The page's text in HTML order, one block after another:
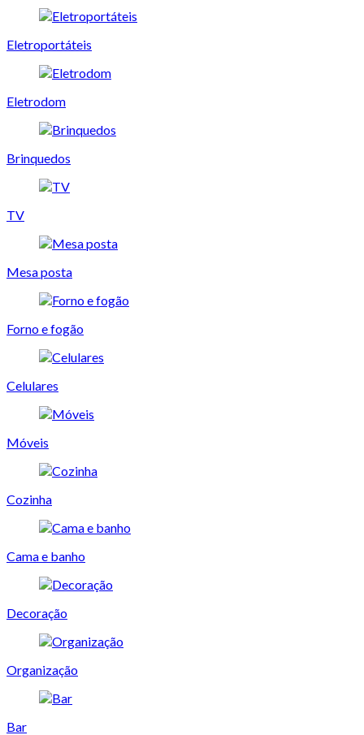
Eletroportáteis
Eletrodom
Brinquedos
TV
Mesa posta
Forno e fogão
Celulares
Móveis
Cozinha
Cama e banho
Decoração
Organização
Bar